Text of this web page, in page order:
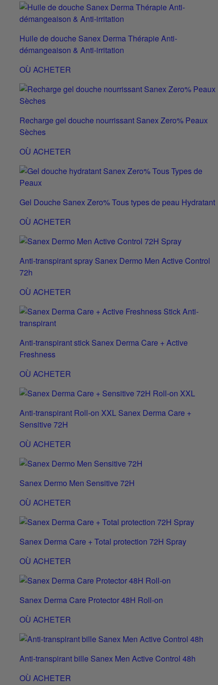
Huile de douche Sanex Derma Thérapie Anti-
démangeaison & Anti-irritation
OÙ ACHETER
Recharge gel douche nourrissant Sanex Zero% Peaux
Sèches
OÙ ACHETER
Gel Douche Sanex Zero% Tous types de peau Hydratant
OÙ ACHETER
Anti-transpirant spray Sanex Dermo Men Active Control
72h
OÙ ACHETER
Anti-transpirant stick Sanex Derma Care + Active
Freshness
OÙ ACHETER
Anti-transpirant Roll-on XXL Sanex Derma Care +
Sensitive 72H
OÙ ACHETER
Sanex Dermo Men Sensitive 72H
OÙ ACHETER
Sanex Derma Care + Total protection 72H Spray
OÙ ACHETER
Sanex Derma Care Protector 48H Roll-on
OÙ ACHETER
Anti-transpirant bille Sanex Men Active Control 48h
OÙ ACHETER